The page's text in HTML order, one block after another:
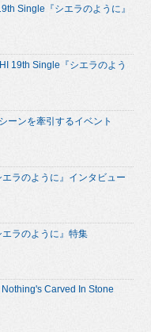
Single『シエラのように』
19th Single『シエラのよう
ーンを牽引するイベント
ラのように』インタビュー
ラのように』特集
Carved In Stone